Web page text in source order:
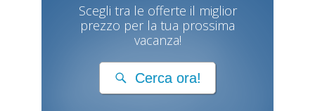
Scegli tra le offerte il miglior
prezzo per la tua prossima
vacanza!
Cerca ora!